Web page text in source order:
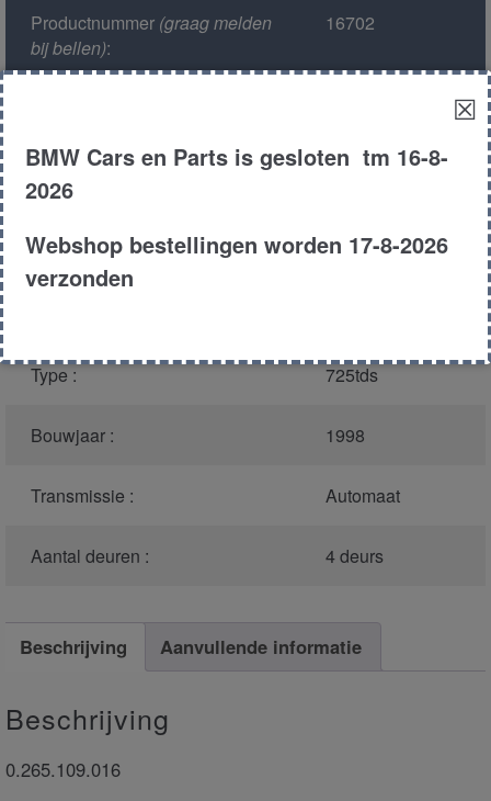
Productnummer(graag melden
bij bellen):
16702
Kleur :
310 - Fjordgrau
Carroserie : Sedan
Type : 725tds
Bouwjaar : 1998
Transmissie : Automaat
Aantal deuren : 4 deurs
Beschrijving Aanvullende informatie
Beschrijving
0.265.109.016
☒
BMW Cars en Parts is gesloten tm 16-8-
2026
Webshop bestellingen worden 17-8-2026
verzonden